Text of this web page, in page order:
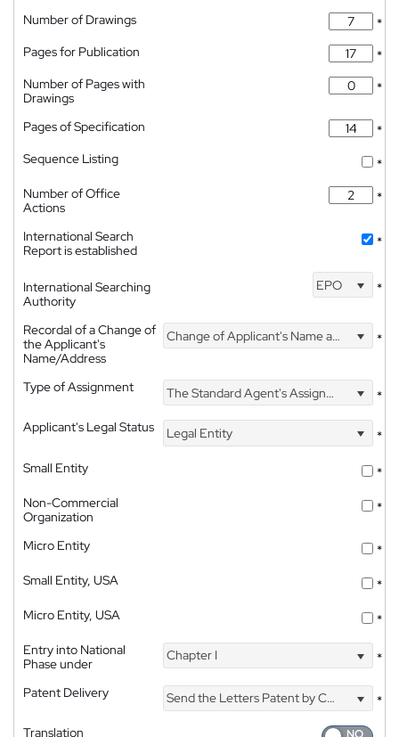
Number of Drawings
*
Pages for Publication
*
Number of Pages with
Drawings
*
Pages of Specification
*
Sequence Listing
*
Number of Office
Actions
*
International Search
Report is established
*
International Searching
Authority
EPO *
Recordal of a Change of
the Applicant's
Name/Address
Change of Applicant's Name and Address *
Type of Assignment The Standard Agent's Assignment
*
Applicant's Legal Status
Legal Entity
*
Small Entity
*
Non-Commercial
Organization
*
Micro Entity
*
Small Entity, USA
*
Micro Entity, USA
*
Entry into National
Phase under
Chapter I *
Patent Delivery Send the Letters Patent by Courier
*
Translation